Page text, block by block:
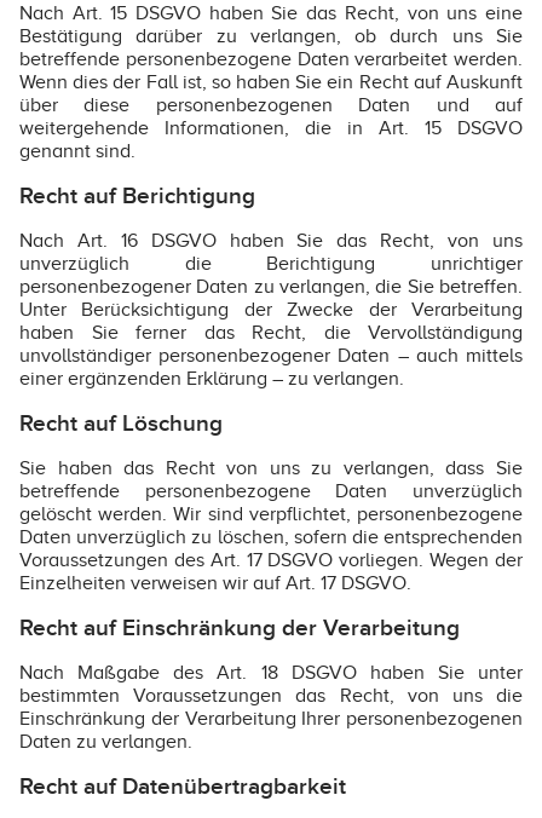
Nach Art. 15 DSGVO haben Sie das Recht, von uns eine
Bestätigung darüber zu verlangen, ob durch uns Sie
betreffende personenbezogene Daten verarbeitet werden.
Wenn dies der Fall ist, so haben Sie ein Recht auf Auskunft
über diese personenbezogenen Daten und auf
weitergehende Informationen, die in Art. 15 DSGVO
genannt sind.
Recht auf Berichtigung
Nach Art. 16 DSGVO haben Sie das Recht, von uns
unverzüglich die Berichtigung unrichtiger
personenbezogener Daten zu verlangen, die Sie betreffen.
Unter Berücksichtigung der Zwecke der Verarbeitung
haben Sie ferner das Recht, die Vervollständigung
unvollständiger personenbezogener Daten – auch mittels
einer ergänzenden Erklärung – zu verlangen.
Recht auf Löschung
Sie haben das Recht von uns zu verlangen, dass Sie
betreffende personenbezogene Daten unverzüglich
gelöscht werden. Wir sind verpflichtet, personenbezogene
Daten unverzüglich zu löschen, sofern die entsprechenden
Voraussetzungen des Art. 17 DSGVO vorliegen. Wegen der
Einzelheiten verweisen wir auf Art. 17 DSGVO.
Recht auf Einschränkung der Verarbeitung
Nach Maßgabe des Art. 18 DSGVO haben Sie unter
bestimmten Voraussetzungen das Recht, von uns die
Einschränkung der Verarbeitung Ihrer personenbezogenen
Daten zu verlangen.
Recht auf Datenübertragbarkeit